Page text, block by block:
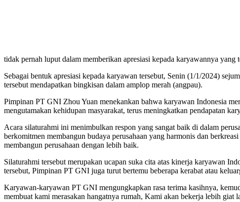
tidak pernah luput dalam memberikan apresiasi kepada karyawannya yang
Sebagai bentuk apresiasi kepada karyawan tersebut, Senin (1/1/2024)
tersebut mendapatkan bingkisan dalam amplop merah (angpau).
Pimpinan PT GNI Zhou Yuan menekankan bahwa karyawan Indonesia
mengutamakan kehidupan masyarakat, terus meningkatkan pendapatan
Acara silaturahmi ini menimbulkan respon yang sangat baik di dalam
berkomitmen membangun budaya perusahaan yang harmonis dan
membangun perusahaan dengan lebih baik.
Silaturahmi tersebut merupakan ucapan suka cita atas kinerja karyawan
tersebut, Pimpinan PT GNI juga turut bertemu beberapa kerabat atau
Karyawan-karyawan PT GNI mengungkapkan rasa terima kasihnya,
membuat kami merasakan hangatnya rumah, Kami akan bekerja lebih